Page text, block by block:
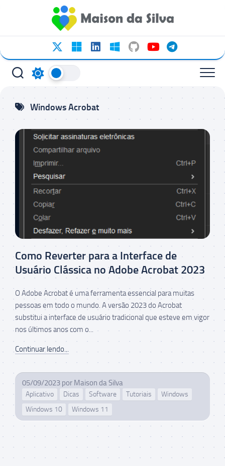
conteúdo
Windows Acrobat
Como Reverter para a Interface de
Usuário Clássica no Adobe Acrobat 2023
O Adobe Acrobat é uma ferramenta essencial para muitas
pessoas em todo o mundo. A versão 2023 do Acrobat
substitui a interface de usuário tradicional que esteve em vigor
nos últimos anos com o...
Continuar lendo...
05/09/2023 por Maison da Silva
Aplicativo Dicas Software Tutoriais
Windows
Windows 10
Windows 11